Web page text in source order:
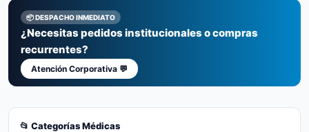
📂 Categorías Médicas
📦 DESPACHO INMEDIATO
¿Necesitas pedidos institucionales o compras
recurrentes?
Atención Corporativa 💬